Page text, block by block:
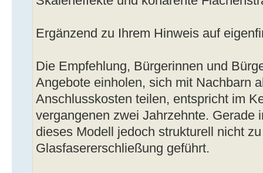
Ergänzend zu Ihrem Hinweis auf
Die Empfehlung, Bürgerinnen und
Angebote einholen, sich mit Nachbarn
Anschlusskosten teilen, entspricht im
vergangenen zwei Jahrzehnte. Gerade
dieses Modell jedoch strukturell nicht
Glasfasererschließung geführt.